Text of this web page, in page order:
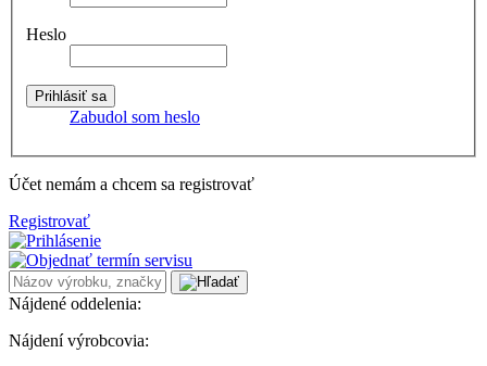
Heslo
Zabudol som heslo
Účet nemám a chcem sa registrovať
Registrovať
Nájdené oddelenia:
Nájdení výrobcovia: